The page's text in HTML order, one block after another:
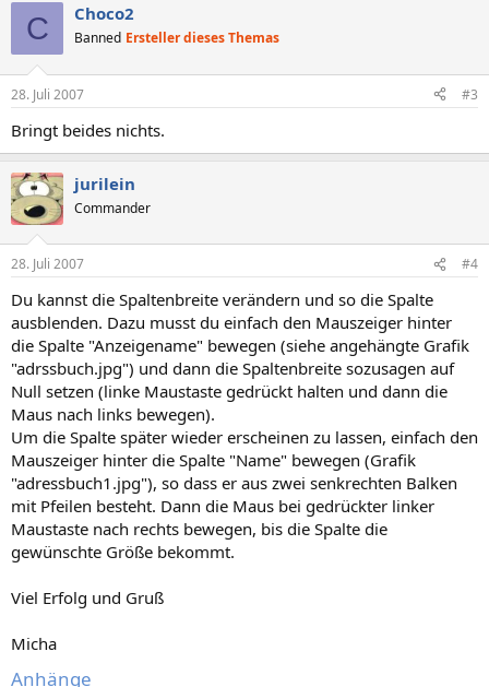
C Choco2
Banned Ersteller dieses Themas
28. Juli 2007 #3
Bringt beides nichts.
jurilein
Commander
28. Juli 2007 #4
Du kannst die Spaltenbreite verändern und so die Spalte
ausblenden. Dazu musst du einfach den Mauszeiger hinter
die Spalte "Anzeigename" bewegen (siehe angehängte Grafik
"adrssbuch.jpg") und dann die Spaltenbreite sozusagen auf
Null setzen (linke Maustaste gedrückt halten und dann die
Maus nach links bewegen).
Um die Spalte später wieder erscheinen zu lassen, einfach den
Mauszeiger hinter die Spalte "Name" bewegen (Grafik
"adressbuch1.jpg"), so dass er aus zwei senkrechten Balken
mit Pfeilen besteht. Dann die Maus bei gedrückter linker
Maustaste nach rechts bewegen, bis die Spalte die
gewünschte Größe bekommt.
Viel Erfolg und Gruß
Micha
Anhänge